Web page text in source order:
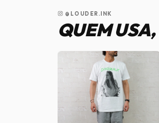
@LOUDER.INK
QUEM USA,